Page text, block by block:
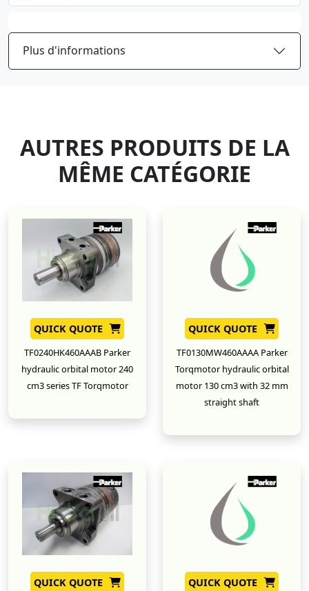
Plus d'informations
AUTRES PRODUITS DE LA
MÊME CATÉGORIE
QUICK QUOTE
TF0240HK460AAAB Parker
hydraulic orbital motor 240
cm3 series TF Torqmotor
QUICK QUOTE
TF0130MW460AAAA Parker
Torqmotor hydraulic orbital
motor 130 cm3 with 32 mm
straight shaft
QUICK QUOTE QUICK QUOTE